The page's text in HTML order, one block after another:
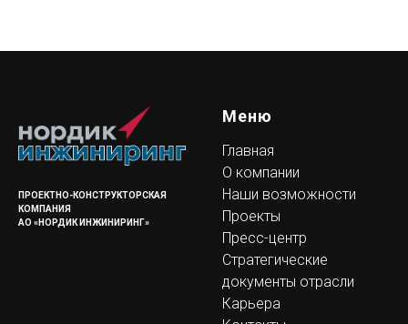
ПРОЕКТНО-КОНСТРУКТОРСКАЯ
КОМПАНИЯ
АО «НОРДИК ИНЖИНИРИНГ»
Меню
Главная
О компании
Наши возможности
Проекты
Пресс-центр
Стратегические
документы отрасли
Карьера